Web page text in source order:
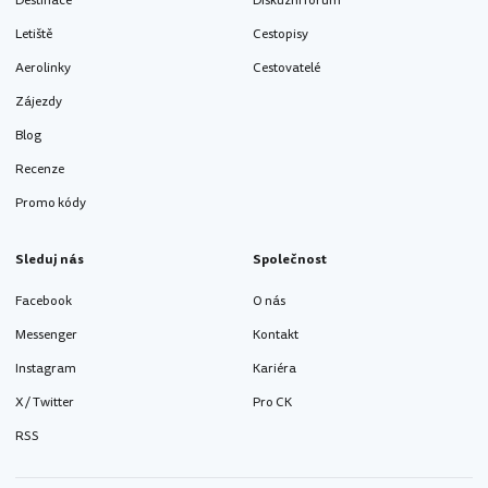
Letiště
Aerolinky
Zájezdy
Blog
Recenze
Promo kódy
Cestopisy
Cestovatelé
Sleduj nás
Facebook
Messenger
Instagram
X / Twitter
RSS
Společnost
O nás
Kontakt
Kariéra
Pro CK